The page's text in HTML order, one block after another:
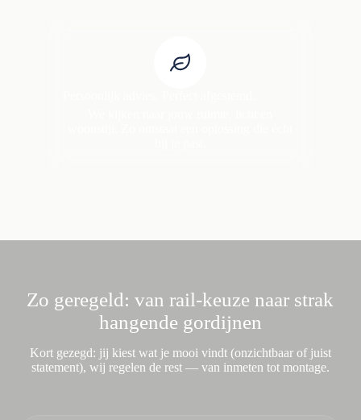
Zo geregeld: van rail-keuze naar strak
hangende gordijnen
Kort gezegd: jij kiest wat je mooi vindt (onzichtbaar of juist
statement), wij regelen de rest — van inmeten tot montage.